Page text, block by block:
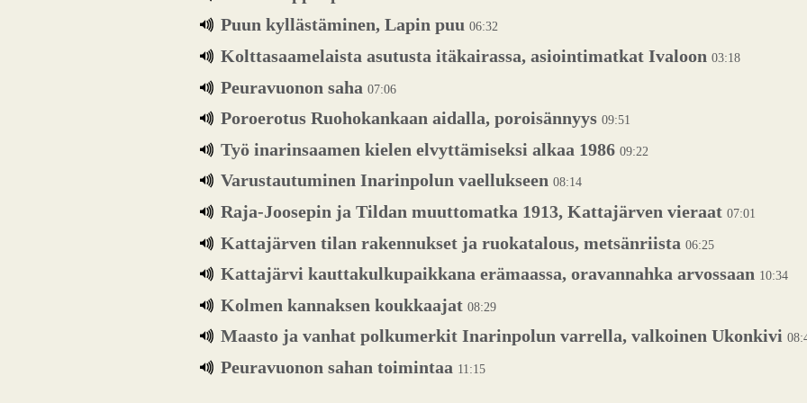
Puun kyllästäminen, Lapin puu 06:32
Kolttasaamelaista asutusta itäkairassa, asiointimatkat Ivaloon 03:18
Peuravuonon saha 07:06
Poroerotus Ruohokankaan aidalla, poroisännyys 09:51
Työ inarinsaamen kielen elvyttämiseksi alkaa 1986 09:22
Varustautuminen Inarinpolun vaellukseen 08:14
Raja-Joosepin ja Tildan muuttomatka 1913, Kattajärven vieraat 07:01
Kattajärven tilan rakennukset ja ruokatalous, metsänriista 06:25
Kattajärvi kauttakulkupaikkana erämaassa, oravannahka arvossaan 10:34
Kolmen kannaksen koukkaajat 08:29
Maasto ja vanhat polkumerkit Inarinpolun varrella, valkoinen Ukonkivi
Peuravuonon sahan toimintaa 11:15